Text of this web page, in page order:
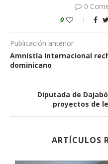
0
0
Publicación anterior
Amnistía Internacional
dominicano
Diputada de
proyectos de
ARTÍCULOS